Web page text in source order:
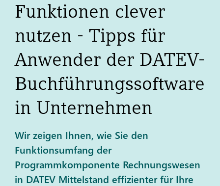
Funktionen clever
nutzen - Tipps für
Anwender der DATEV-
Buchführungssoftware
in Unternehmen
Wir zeigen Ihnen, wie Sie den
Funktionsumfang der
Programmkomponente Rechnungswesen
in DATEV Mittelstand effizienter für Ihre